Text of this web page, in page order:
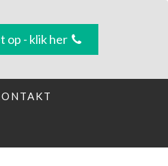
op - klik her